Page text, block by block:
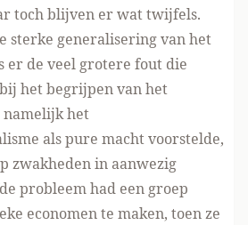
toch blijven er wat twijfels.
sterke generalisering van het
er de veel grotere fout die
het begrijpen van het
het
als pure macht voorstelde,
zwakheden in aanwezig
probleem had een groep
economen te maken, toen ze